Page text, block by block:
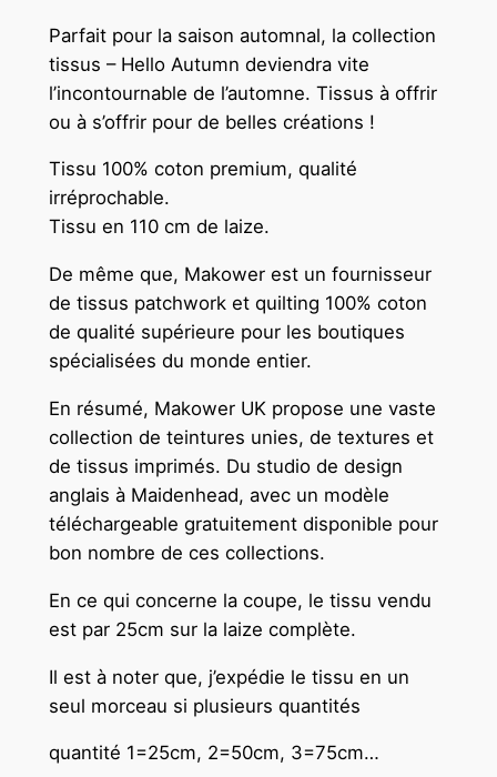
Parfait pour la saison automnal, la collection
tissus – Hello Autumn deviendra vite
l’incontournable de l’automne. Tissus à offrir
ou à s’offrir pour de belles créations !
Tissu 100% coton premium, qualité
irréprochable.
Tissu en 110 cm de laize.
De même que, Makower est un fournisseur
de tissus patchwork et quilting 100% coton
de qualité supérieure pour les boutiques
spécialisées du monde entier.
En résumé, Makower UK propose une vaste
collection de teintures unies, de textures et
de tissus imprimés. Du studio de design
anglais à Maidenhead, avec un modèle
téléchargeable gratuitement disponible pour
bon nombre de ces collections.
En ce qui concerne la coupe, le tissu vendu
est par 25cm sur la laize complète.
Il est à noter que, j’expédie le tissu en un
seul morceau si plusieurs quantités
quantité 1=25cm, 2=50cm, 3=75cm…